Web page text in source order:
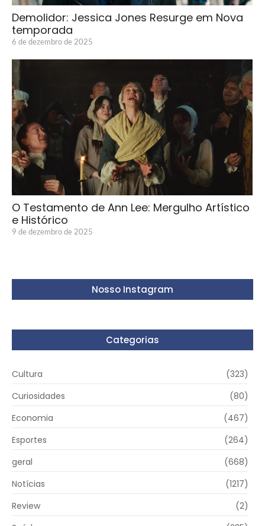
Demolidor: Jessica Jones Resurge em Nova
temporada
6 de dezembro de 2025
O Testamento de Ann Lee: Mergulho Artístico
e Histórico
9 de dezembro de 2025
Nosso Instagram
Categorias
Cultura
(323)
Curiosidades
(80)
Economia
(467)
Esportes
(264)
geral
(668)
Notícias
(1217)
Review
(2)